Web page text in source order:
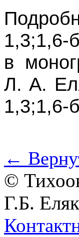
1,3;1,6-
в
Л. А.
1,3;1,6-
←
©
Г.Б.